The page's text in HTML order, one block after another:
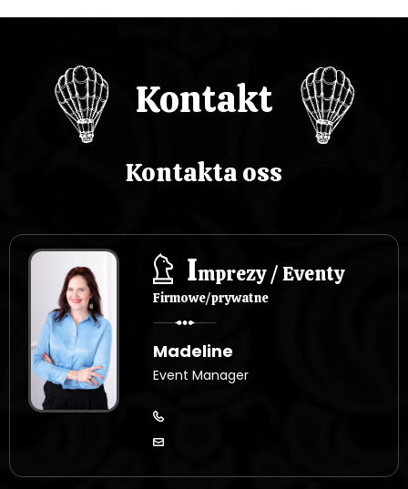
a
Kontakt
Kontakta oss
Imprezy / Eventy
Firmowe/prywatne
Madeline
Event Manager